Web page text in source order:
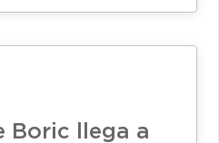
Boric llega a